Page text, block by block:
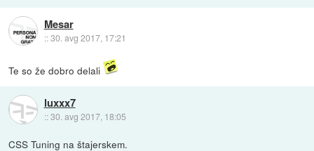
Mesar
::30. avg 2017, 17:21
Te so že dobro delali
luxxx7
::30. avg 2017, 18:05
CSS Tuning na štajerskem.